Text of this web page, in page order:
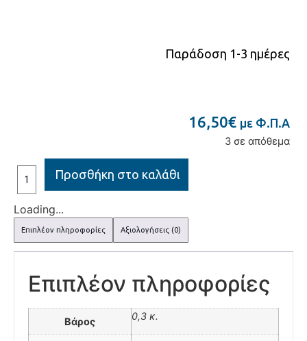
Παράδοση 1-3 ημέρες
16,50€ με Φ.Π.Α
3 σε απόθεμα
Προσθήκη στο καλάθι
Loading...
Επιπλέον πληροφορίες Αξιολογήσεις (0)
Επιπλέον πληροφορίες
Βάρος 0,3 κ.